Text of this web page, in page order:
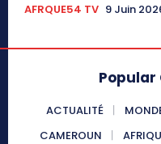
AFRQUE54 TV 9 Juin
Popular
ACTUALITÉ
CAMEROUN